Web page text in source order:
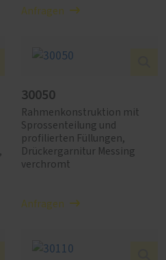
Anfragen
30050
Rahmenkonstruktion mit
Sprossenteilung und
profilierten Füllungen,
Drückergarnitur Messing
verchromt
Anfragen